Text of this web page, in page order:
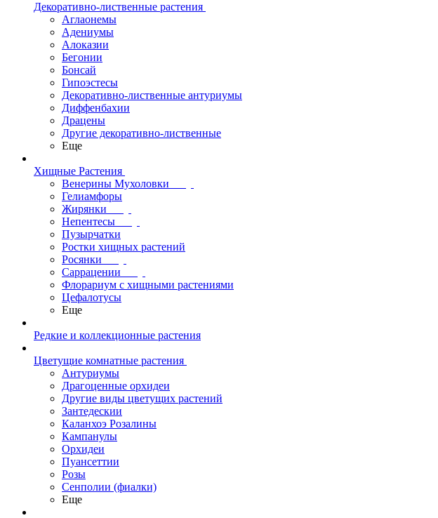
Декоративно-лиственные растения
Аглаонемы
Адениумы
Алоказии
Бегонии
Бонсай
Гипоэстесы
Декоративно-лиственные антуриумы
Диффенбахии
Драцены
Другие декоративно-лиственные
Еще
Хищные Растения
Венерины Мухоловки
Гелиамфоры
Жирянки
Непентесы
Пузырчатки
Ростки хищных растений
Росянки
Саррацении
Флорариум с хищными растениями
Цефалотусы
Еще
Редкие и коллекционные растения
Цветущие комнатные растения
Антуриумы
Драгоценные орхидеи
Другие виды цветущих растений
Зантедескии
Каланхоэ Розалины
Кампанулы
Орхидеи
Пуансеттии
Розы
Сенполии (фиалки)
Еще